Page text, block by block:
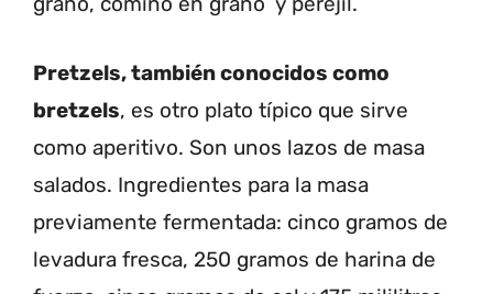
Pretzels, también conocidos como
bretzels, es otro plato típico que sirve
como aperitivo. Son unos lazos de masa
salados. Ingredientes para la masa
previamente fermentada: cinco gramos de
levadura fresca, 250 gramos de harina de